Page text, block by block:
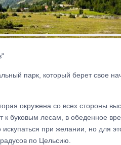
парк, который берет свое
окружена со всех стороны
к буковым лесам, в обеденное
при желании, но для
по Цельсию.